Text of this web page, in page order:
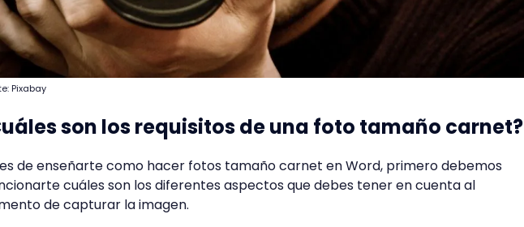
Pixabay
son los requisitos de una foto tamaño carnet?
de enseñarte como hacer fotos tamaño carnet en Word, primero debemos
cuáles son los diferentes aspectos que debes tener en cuenta al
de capturar la imagen.